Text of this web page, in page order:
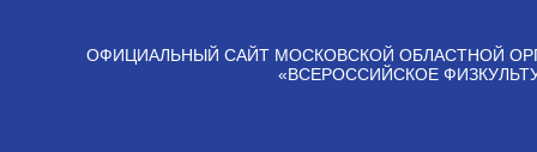
ОФИЦИАЛЬНЫЙ САЙТ МОСКОВСКОЙ ОБЛАСТНОЙ
«ВСЕРОССИЙСКОЕ